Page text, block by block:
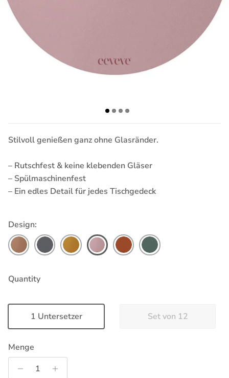
Stilvoll genießen ganz ohne Glasränder.
– Rutschfest & keine klebenden Gläser
– Spülmaschinenfest
– Ein edles Detail für jedes Tischgedeck
Design:
Quantity
1 Untersetzer Set von 12
Menge